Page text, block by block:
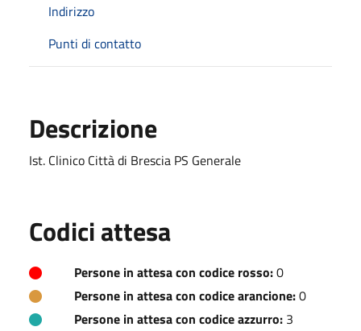
Indirizzo
Punti di contatto
Descrizione
Ist. Clinico Città di Brescia PS Generale
Codici attesa
Persone in attesa con codice rosso:0
Persone in attesa con codice arancione:0
Persone in attesa con codice azzurro: 3